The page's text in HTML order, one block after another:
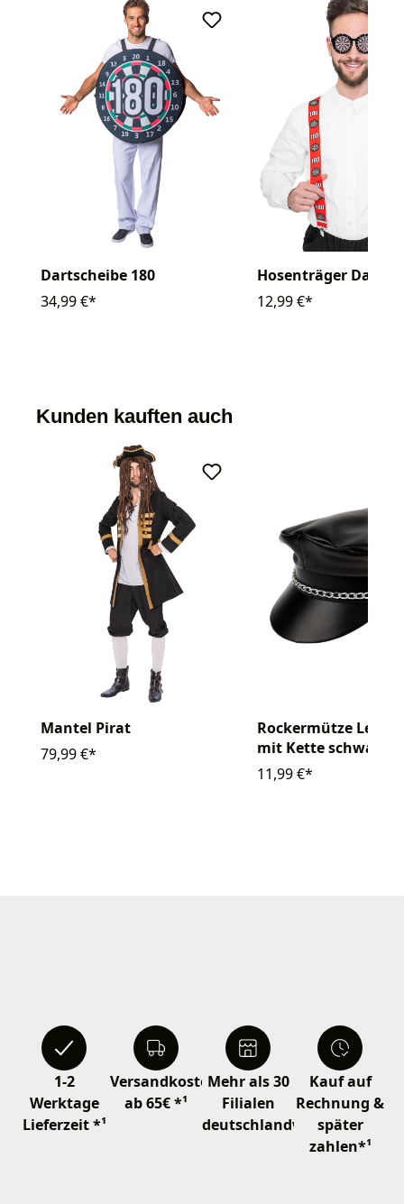
Dartscheibe 180
34,99 €*
Hosenträger Darts
12,99 €*
Kunden kauften auch
Mantel Pirat
79,99 €*
Rockermütze
mit Kette schwarz
11,99 €*
1-2
Werktage
Lieferzeit *¹
Versandkostenfrei
ab 65€ *¹
Mehr als 30
Filialen
deutschlandweit
Kauf auf
Rechnung &
später
zahlen*¹